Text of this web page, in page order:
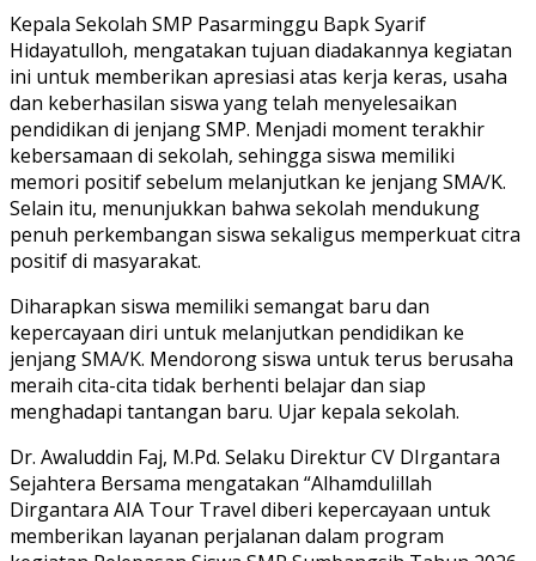
Kepala Sekolah SMP Pasarminggu Bapk Syarif
Hidayatulloh, mengatakan tujuan diadakannya kegiatan
ini untuk memberikan apresiasi atas kerja keras, usaha
dan keberhasilan siswa yang telah menyelesaikan
pendidikan di jenjang SMP. Menjadi moment terakhir
kebersamaan di sekolah, sehingga siswa memiliki
memori positif sebelum melanjutkan ke jenjang SMA/K.
Selain itu, menunjukkan bahwa sekolah mendukung
penuh perkembangan siswa sekaligus memperkuat citra
positif di masyarakat.
Diharapkan siswa memiliki semangat baru dan
kepercayaan diri untuk melanjutkan pendidikan ke
jenjang SMA/K. Mendorong siswa untuk terus berusaha
meraih cita-cita tidak berhenti belajar dan siap
menghadapi tantangan baru. Ujar kepala sekolah.
Dr. Awaluddin Faj, M.Pd. Selaku Direktur CV DIrgantara
Sejahtera Bersama mengatakan “Alhamdulillah
Dirgantara AIA Tour Travel diberi kepercayaan untuk
memberikan layanan perjalanan dalam program